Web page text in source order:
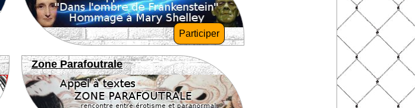
Participer
Zone Parafoutrale